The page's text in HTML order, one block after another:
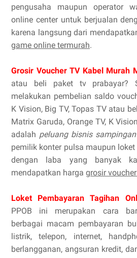
pengusaha maupun operator
online center untuk berjualan
karena langsung dari
game online termurah.
Grosir Voucher TV Kabel Murah
atau beli paket tv prabayar?
melakukan pembelian saldo
K Vision, Big TV, Topas TV atau
Matrix Garuda, Orange TV, K
adalah peluang bisnis sampingan
pemilik konter pulsa maupun
dengan laba yang banyak
mendapatkan harga grosir
Loket Pembayaran Tagihan
PPOB ini merupakan cara
berbagai macam pembayaran
listrik, telepon, internet,
berlangganan, angsuran kredit,